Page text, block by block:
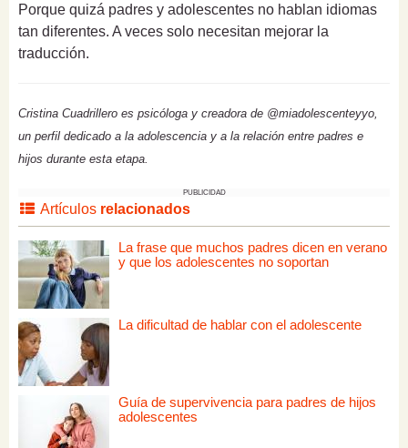
Porque quizá padres y adolescentes no hablan idiomas
tan diferentes. A veces solo necesitan mejorar la
traducción.
Cristina Cuadrillero es psicóloga y creadora de @miadolescenteyyo,
un perfil dedicado a la adolescencia y a la relación entre padres e
hijos durante esta etapa.
PUBLICIDAD
Artículos relacionados
La frase que muchos padres dicen en verano
y que los adolescentes no soportan
La dificultad de hablar con el adolescente
Guía de supervivencia para padres de hijos
adolescentes